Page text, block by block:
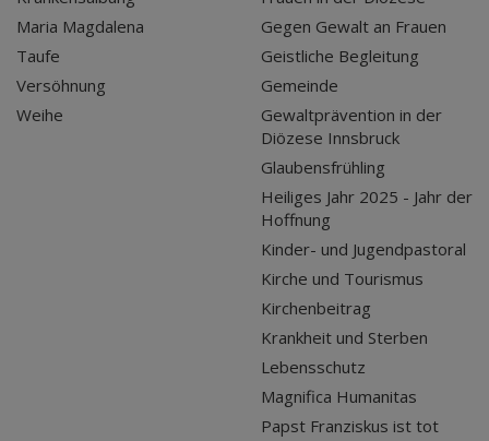
Maria Magdalena
Taufe
Versöhnung
Weihe
Gegen Gewalt an Frauen
Geistliche Begleitung
Gemeinde
Gewaltprävention in der
Diözese Innsbruck
Glaubensfrühling
Heiliges Jahr 2025 - Jahr der
Hoffnung
Kinder- und Jugendpastoral
Kirche und Tourismus
Kirchenbeitrag
Krankheit und Sterben
Lebensschutz
Magnifica Humanitas
Papst Franziskus ist tot